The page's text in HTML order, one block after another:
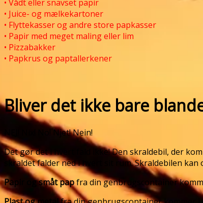
• Vådt eller snavset papir
• Juice- og mælkekartoner
• Flyttekasser og andre store papkasser
• Papir med meget maling eller lim
• Pizzabakker
• Papkrus og paptallerkener
Bliver det ikke bare
NEJ! Nix! No! Njet! Nein!
Det gør det i hvert fald ikke! Den skraldebil, der
skraldet falder ned i hvert sit rum. Skraldebilen
Papir og småt papfra din genbrugscontainer